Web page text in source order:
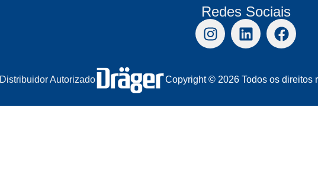
Redes Sociais
Distribuidor Autorizado Copyright © 2026 Todos os direitos